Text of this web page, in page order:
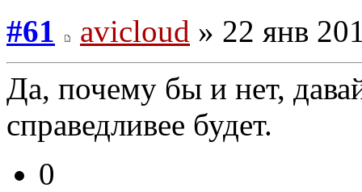
#61
avicloud » 22 янв
Да, почему бы и нет,
справедливее будет.
0